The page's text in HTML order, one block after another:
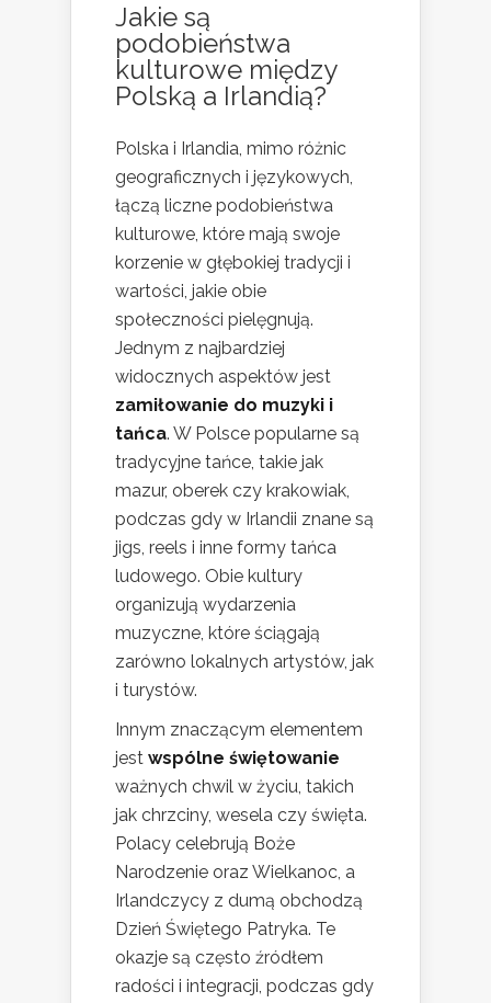
Jakie są
podobieństwa
kulturowe między
Polską a Irlandią?
Polska i Irlandia, mimo różnic
geograficznych i językowych,
łączą liczne podobieństwa
kulturowe, które mają swoje
korzenie w głębokiej tradycji i
wartości, jakie obie
społeczności pielęgnują.
Jednym z najbardziej
widocznych aspektów jest
zamiłowanie do muzyki i
tańca. W Polsce popularne są
tradycyjne tańce, takie jak
mazur, oberek czy krakowiak,
podczas gdy w Irlandii znane są
jigs, reels i inne formy tańca
ludowego. Obie kultury
organizują wydarzenia
muzyczne, które ściągają
zarówno lokalnych artystów, jak
i turystów.
Innym znaczącym elementem
jest wspólne świętowanie
ważnych chwil w życiu, takich
jak chrzciny, wesela czy święta.
Polacy celebrują Boże
Narodzenie oraz Wielkanoc, a
Irlandczycy z dumą obchodzą
Dzień Świętego Patryka. Te
okazje są często źródłem
radości i integracji, podczas gdy